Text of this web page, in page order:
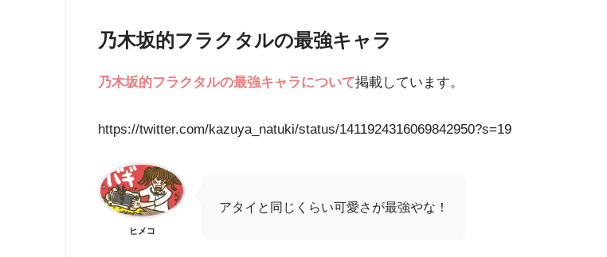
乃木坂的フラクタルの最強キャラ
乃木坂的フラクタルの最強キャラについて掲載しています。
https://twitter.com/kazuya_natuki/status/1411924316069842950?s=19
ヒメコ
アタイと同じくらい可愛さが最強やな！